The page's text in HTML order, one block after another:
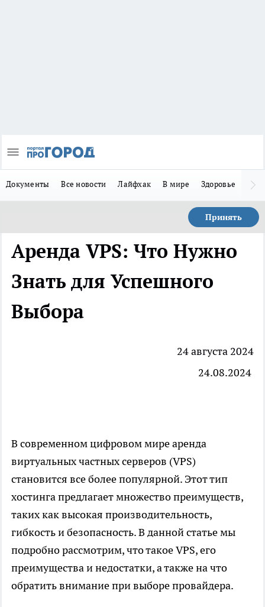
Документы Все новости Лайфхак В мире Здоровье
Принять
Аренда VPS: Что Нужно
Знать для Успешного
Выбора
24 августа 2024
24.08.2024
В современном цифровом мире аренда
виртуальных частных серверов (VPS)
становится все более популярной. Этот тип
хостинга предлагает множество преимуществ,
таких как высокая производительность,
гибкость и безопасность. В данной статье мы
подробно рассмотрим, что такое VPS, его
преимущества и недостатки, а также на что
обратить внимание при выборе провайдера.